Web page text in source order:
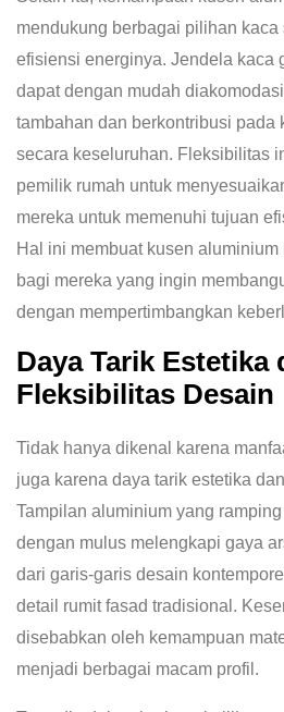
mendukung berbagai pilihan
efisiensi energinya. Jendela kaca
dapat dengan mudah
tambahan dan berkontribusi pada
secara keseluruhan. Fleksibilitas
pemilik rumah untuk
mereka untuk memenuhi tujuan
Hal ini membuat kusen
bagi mereka yang ingin
dengan mempertimbangkan
Daya Tarik Estetika
Fleksibilitas Desain
Tidak hanya dikenal karena
juga karena daya tarik estetika
Tampilan aluminium yang
dengan mulus melengkapi gaya
dari garis-garis desain
detail rumit fasad tradisional.
disebabkan oleh kemampuan
menjadi berbagai macam profil.